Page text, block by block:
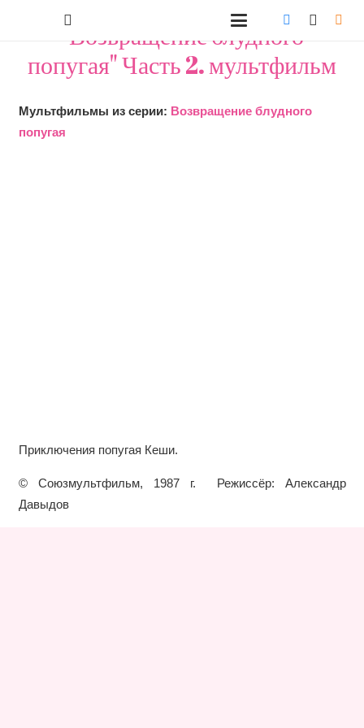
"Возвращение блудного
попугая" Часть 2. мультфильм
Мультфильмы из серии: Возвращение блудного
попугая
Приключения попугая Кеши.
© Союзмультфильм, 1987 г. Режиссёр: Александр
Давыдов